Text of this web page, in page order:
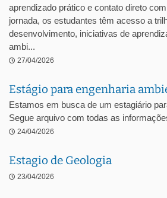
aprendizado prático e contato direto
jornada, os estudantes têm acesso a
desenvolvimento, iniciativas de
ambi...
27/04/2026
Estágio para engenharia
Estamos em busca de um estagiário
Segue arquivo com todas as
24/04/2026
Estagio de Geologia
23/04/2026